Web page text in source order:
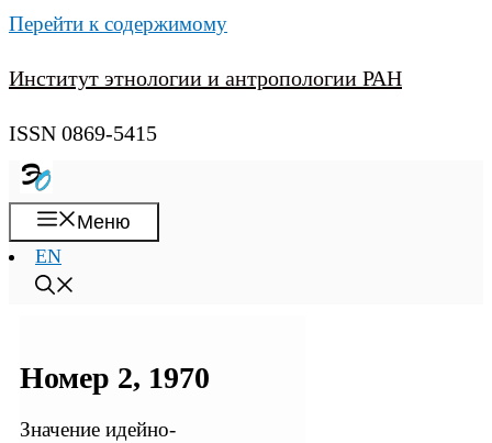
Перейти к содержимому
Институт этнологии и антропологии РАН
ISSN 0869-5415
Меню
EN
Номер 2, 1970
Значение идейно-